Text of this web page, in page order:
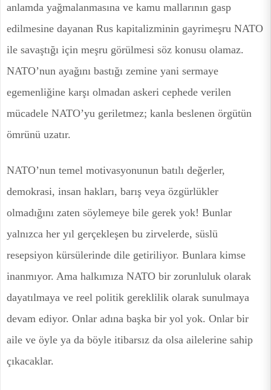
anlamda yağmalanmasına ve kamu mallarının gasp
edilmesine dayanan Rus kapitalizminin gayrimeşru NATO
ile savaştığı için meşru görülmesi söz konusu olamaz.
NATO’nun ayağını bastığı zemine yani sermaye
egemenliğine karşı olmadan askeri cephede verilen
mücadele NATO’yu geriletmez; kanla beslenen örgütün
ömrünü uzatır.
NATO’nun temel motivasyonunun batılı değerler,
demokrasi, insan hakları, barış veya özgürlükler
olmadığını zaten söylemeye bile gerek yok! Bunlar
yalnızca her yıl gerçekleşen bu zirvelerde, süslü
resepsiyon kürsülerinde dile getiriliyor. Bunlara kimse
inanmıyor. Ama halkımıza NATO bir zorunluluk olarak
dayatılmaya ve reel politik gereklilik olarak sunulmaya
devam ediyor. Onlar adına başka bir yol yok. Onlar bir
aile ve öyle ya da böyle itibarsız da olsa ailelerine sahip
çıkacaklar.